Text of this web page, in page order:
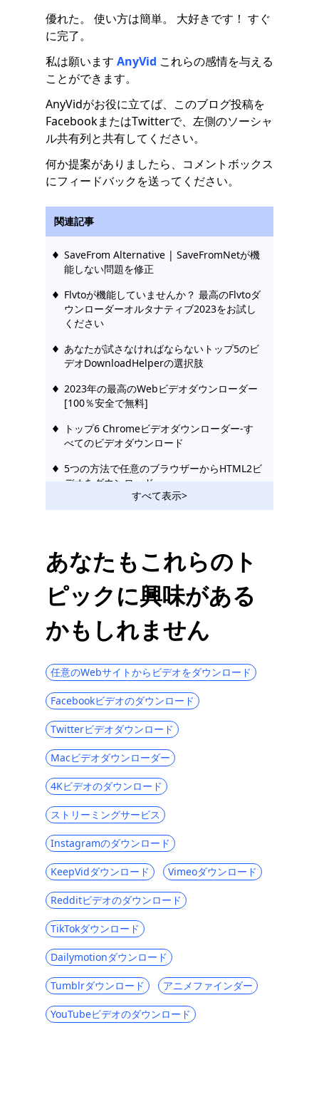
優れた。 使い方は簡単。 大好きです！ すぐ
に完了。
私は願います AnyVid これらの感情を与える
ことができます。
AnyVidがお役に立てば、このブログ投稿を
FacebookまたはTwitterで、左側のソーシャ
ル共有列と共有してください。
何か提案がありましたら、コメントボックス
にフィードバックを送ってください。
関連記事
SaveFrom Alternative | SaveFromNetが機
能しない問題を修正
Flvtoが機能していませんか？ 最高のFlvtoダ
ウンローダーオルタナティブ2023をお試し
ください
あなたが試さなければならないトップ5のビ
デオDownloadHelperの選択肢
2023年の最高のWebビデオダウンローダー
[100％安全で無料]
トップ6 Chromeビデオダウンローダー-す
べてのビデオダウンロード
5つの方法で任意のブラウザーからHTML2ビ
デオをダウンロード
フラッシュビデオダウンローダー：ビデオ
インビデオダウンローダー
すべての動画をダウンロードするのに最適
なFirefox動画ダウンローダー
無料のビデオダウンローダーオンライン：
任意のビデオをオンラインでダウンロード
オンラインで動画を視聴するのに役立つト
ップ5のオンラインツール
Webビデオをダウンロードするトップ6のビ
デオダウンローダー
6最高のビデオサーチャーとダウンローダー
[アプリとオンライン]
インターネットビデオを簡単にダウンロー
あなたが知っておくべき5つの最高のオンラ
インビデオダウンローダー（2023）
Apowersoftは安全ですか？ |
Apowersoft2023の最良の代替案
あなたがショットを与えるべきトップ5オフ
リバティの選択肢
Flvtoは安全ですか？ | Flvto2023の最良の代
替手段
オンライン動画を保存するのに最適なブラ
9xbuddy は安全ですか? ビデオを保存する
すべて表示>
あなたもこれらのト
ピックに興味がある
かもしれません
任意のWebサイトからビデオをダウンロード
Facebookビデオのダウンロード
Twitterビデオダウンロード
Macビデオダウンローダー
4Kビデオのダウンロード
ストリーミングサービス
Instagramのダウンロード
KeepVidダウンロード Vimeoダウンロード
Redditビデオのダウンロード
TikTokダウンロード
Dailymotionダウンロード
Tumblrダウンロード アニメファインダー
YouTubeビデオのダウンロード